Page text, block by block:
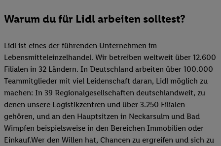
Warum du für Lidl arbeiten solltest?
Lidl ist eines der führenden Unternehmen im
Lebensmitteleinzelhandel. Wir betreiben weltweit über 12.600
Filialen in 32 Ländern. In Deutschland arbeiten über 100.000
Teammitglieder mit viel Leidenschaft daran, Lidl möglich zu
machen: In 39 Regionalgesellschaften deutschlandweit, zu
denen unsere Logistikzentren und über 3.250 Filialen
gehören, und an den Hauptsitzen in Neckarsulm und Bad
Wimpfen beispielsweise in den Bereichen Immobilien oder
Einkauf.Wer den Willen hat, Chancen zu ergreifen und sich zu